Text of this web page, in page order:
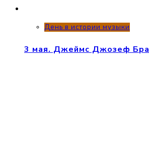
День в истории музыки
3 мая. Джеймс Джозеф